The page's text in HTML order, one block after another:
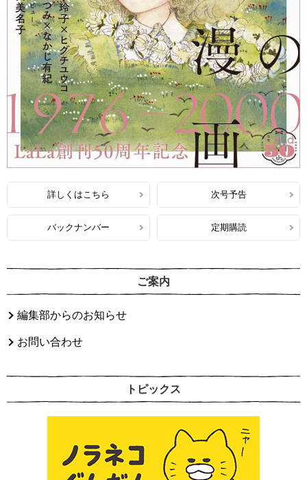
詳しくはこちら 次号予告
バックナンバー 定期購読
ご案内
編集部からのお知らせ
お問い合わせ
トピックス